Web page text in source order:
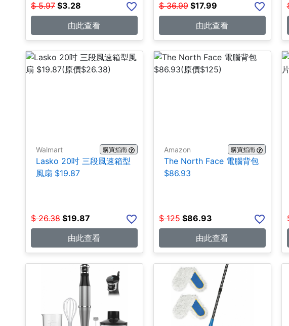
$ 5.97 $3.28
由此查看
$ 36.99 $17.99
由此查看
Walmart 購買指南
Lasko 20吋 三段風速箱型
風扇 $19.87
$ 26.38 $19.87
由此查看
Amazon 購買指南
The North Face 電腦背包
$86.93
$ 125 $86.93
由此查看